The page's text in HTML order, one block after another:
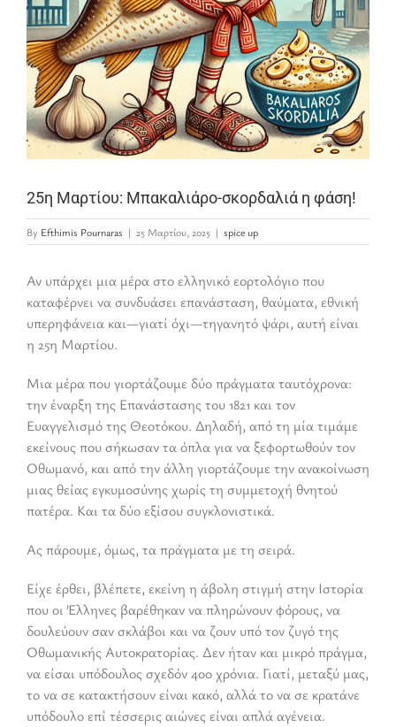
25η Μαρτίου: Μπακαλιάρο-σκορδαλιά η φάση!
By Efthimis Pournaras | 25 Μαρτίου, 2025 | spice up
Αν υπάρχει μια μέρα στο ελληνικό εορτολόγιο που
καταφέρνει να συνδυάσει επανάσταση, θαύματα, εθνική
υπερηφάνεια και—γιατί όχι—τηγανητό ψάρι, αυτή είναι
η 25η Μαρτίου.
Μια μέρα που γιορτάζουμε δύο πράγματα ταυτόχρονα:
την έναρξη της Επανάστασης του 1821 και τον
Ευαγγελισμό της Θεοτόκου. Δηλαδή, από τη μία τιμάμε
εκείνους που σήκωσαν τα όπλα για να ξεφορτωθούν τον
Οθωμανό, και από την άλλη γιορτάζουμε την ανακοίνωση
μιας θείας εγκυμοσύνης χωρίς τη συμμετοχή θνητού
πατέρα. Και τα δύο εξίσου συγκλονιστικά.
Ας πάρουμε, όμως, τα πράγματα με τη σειρά.
Είχε έρθει, βλέπετε, εκείνη η άβολη στιγμή στην Ιστορία
που οι Έλληνες βαρέθηκαν να πληρώνουν φόρους, να
δουλεύουν σαν σκλάβοι και να ζουν υπό τον ζυγό της
Οθωμανικής Αυτοκρατορίας. Δεν ήταν και μικρό πράγμα,
να είσαι υπόδουλος σχεδόν 400 χρόνια. Γιατί, μεταξύ μας,
το να σε κατακτήσουν είναι κακό, αλλά το να σε κρατάνε
υπόδουλο επί τέσσερις αιώνες είναι απλά αγένεια.